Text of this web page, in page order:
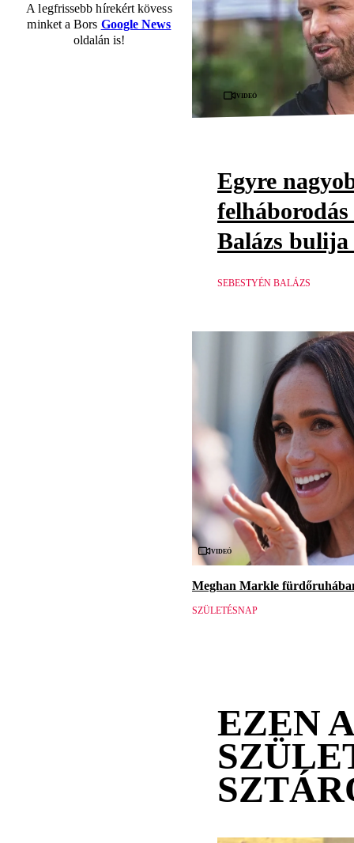
A legfrissebb hírekért kövess
minket a Bors Google News
oldalán is!
Videó
Egyre
felháborodás
Balázs
SEBESTYÉN BALÁZS
Videó
Meghan Markle
SZÜLETÉSNAP
EZEN